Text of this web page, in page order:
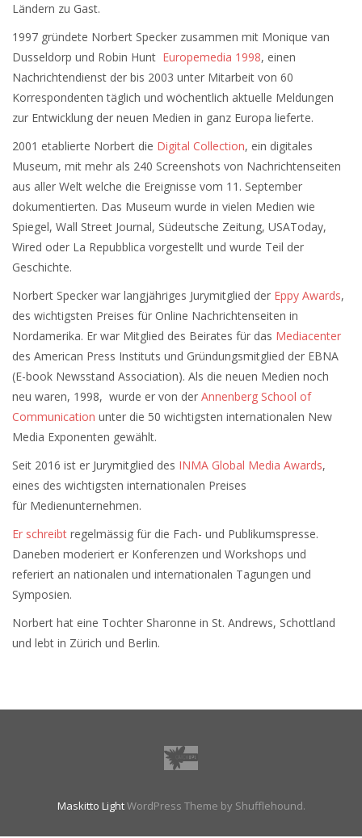
Ländern zu Gast.
1997 gründete Norbert Specker zusammen mit Monique van
Dusseldorp und Robin Hunt Europemedia 1998, einen
Nachrichtendienst der bis 2003 unter Mitarbeit von 60
Korrespondenten täglich und wöchentlich aktuelle Meldungen
zur Entwicklung der neuen Medien in ganz Europa lieferte.
2001 etablierte Norbert die Digital Collection, ein digitales
Museum, mit mehr als 240 Screenshots von Nachrichtenseiten
aus aller Welt welche die Ereignisse vom 11. September
dokumentierten. Das Museum wurde in vielen Medien wie
Spiegel, Wall Street Journal, Südeutsche Zeitung, USAToday,
Wired oder La Repubblica vorgestellt und wurde Teil der
Geschichte.
Norbert Specker war langjähriges Jurymitglied der Eppy Awards,
des wichtigsten Preises für Online Nachrichtenseiten in
Nordamerika. Er war Mitglied des Beirates für das Mediacenter
des American Press Instituts und Gründungsmitglied der EBNA
(E-book Newsstand Association). Als die neuen Medien noch
neu waren, 1998, wurde er von der Annenberg School of
Communication unter die 50 wichtigsten internationalen New
Media Exponenten gewählt.
Seit 2016 ist er Jurymitglied des INMA Global Media Awards,
eines des wichtigsten internationalen Preises
für Medienunternehmen.
Er schreibt regelmässig für die Fach- und Publikumspresse.
Daneben moderiert er Konferenzen und Workshops und
referiert an nationalen und internationalen Tagungen und
Symposien.
Norbert hat eine Tochter Sharonne in St. Andrews, Schottland
und lebt in Zürich und Berlin.
Maskitto LightWordPress Theme by Shufflehound.